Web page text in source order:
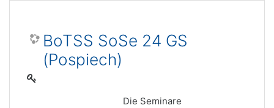
BoTSS SoSe 24 GS
(Pospiech)
Die Seminare